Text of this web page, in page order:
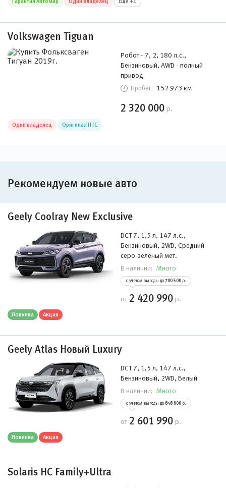
Volkswagen Tiguan
Робот - 7, 2, 180 л.с.,
Бензиновый, AWD - полный
привод
Пробег: 152 973 км
2 320 000 р.
Один владелец Оригинал ПТС
Рекомендуем новые авто
Geely Coolray New Exclusive
DCT 7, 1,5 л, 147 л.с.,
Бензиновый, 2WD, Средний
серо-зеленый мет.
В наличии: Много
с учетом выгоды до 700 500 р.
от 2 420 990 р.
Новинка Акция
Geely Atlas Новый Luxury
DCT 7, 1,5 л, 147 л.с.,
Бензиновый, 2WD, Белый
В наличии: Много
с учетом выгоды до 848 000 р.
от 2 601 990 р.
Новинка Акция
Solaris HC Family+Ultra